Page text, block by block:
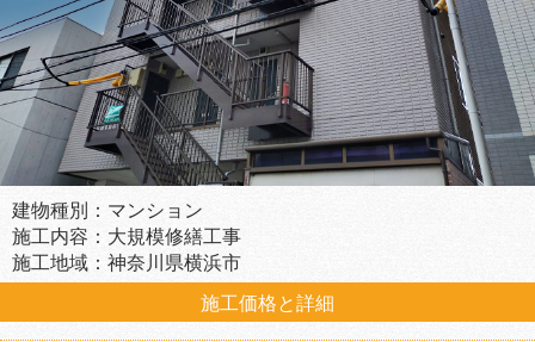
建物種別：マンション
施工内容：大規模修繕工事
施工地域：神奈川県横浜市
施工価格と詳細